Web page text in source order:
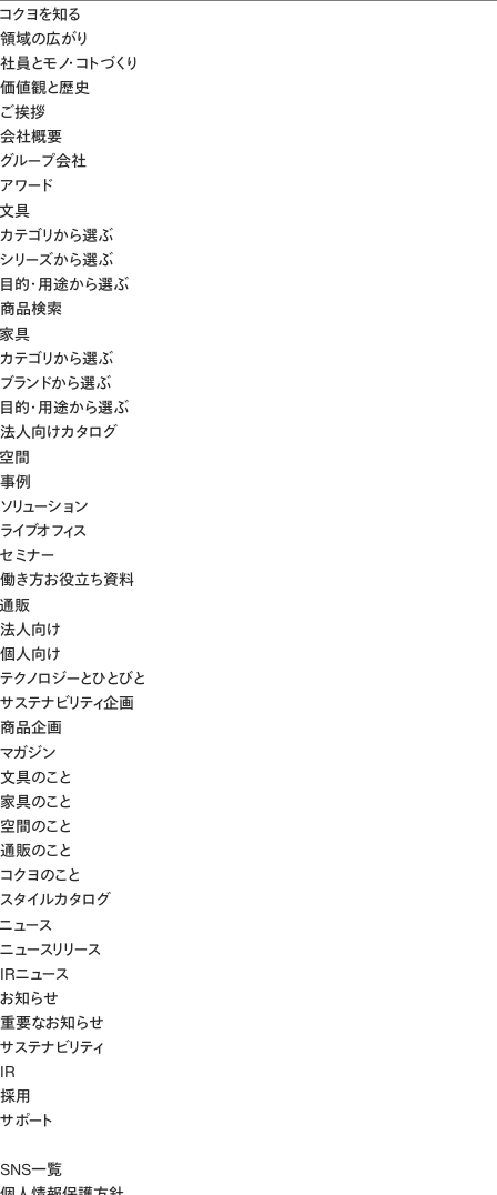
コクヨを知る
領域の広がり
社員とモノ・コトづくり
価値観と歴史
ご挨拶
会社概要
グループ会社
アワード
文具
カテゴリから選ぶ
シリーズから選ぶ
目的・用途から選ぶ
商品検索
家具
カテゴリから選ぶ
ブランドから選ぶ
目的・用途から選ぶ
法人向けカタログ
空間
事例
ソリューション
ライブオフィス
セミナー
働き方お役立ち資料
通販
法人向け
個人向け
テクノロジーとひとびと
サステナビリティ企画
商品企画
マガジン
文具のこと
家具のこと
空間のこと
通販のこと
コクヨのこと
スタイルカタログ
ニュース
ニュースリリース
IRニュース
お知らせ
重要なお知らせ
サステナビリティ
IR
採用
サポート
SNS一覧